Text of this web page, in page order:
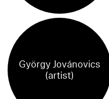
György Jovánovics
(artist)